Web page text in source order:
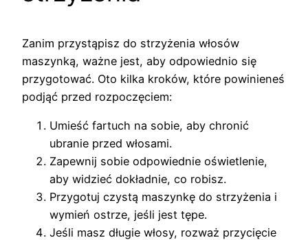
Zanim przystąpisz do strzyżenia włosów
maszynką, ważne jest, aby odpowiednio się
przygotować. Oto kilka kroków, które powinieneś
podjąć przed rozpoczęciem:
Umieść fartuch na sobie, aby chronić
ubranie przed włosami.
Zapewnij sobie odpowiednie oświetlenie,
aby widzieć dokładnie, co robisz.
Przygotuj czystą maszynkę do strzyżenia i
wymień ostrze, jeśli jest tępe.
Jeśli masz długie włosy, rozważ przycięcie